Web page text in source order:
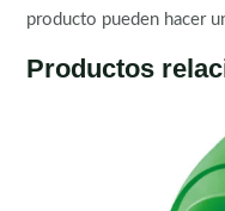
producto pueden hacer
Productos